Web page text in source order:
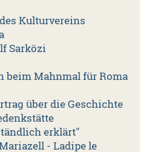
Kulturvereins
Sarközi
beim Mahnmal für Roma
über die Geschichte
erklärt"
- Ladipe le